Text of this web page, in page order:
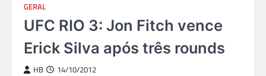
GERAL
UFC RIO 3: Jon Fitch vence
Erick Silva após três rounds
HB 14/10/2012